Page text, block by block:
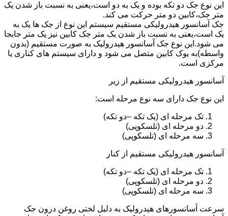
این نوع جک دو تکه بوده و یک به دو است،یعنی به نسبت باز شدن یک
متر جک،کابین دو متر حرکت می کند.
جک آسانسور هیدرولیکی مستقیم سیستم این نوع از جک ها یک به
یک است،یعنی به نسبت باز شدن یک متر جک کابین نیز یک متر جابجا
می شود.این نوع جک آسانسور هیدرولیک به صورت مستقیم (بدون
واسطه)به یوک کابین متصل می شود و دارای سیستم های کناری یا
مرکزی است.
آسانسور هیدرولیکی مستقیم از زیر
این نوع جک دارای سه نوع مرحله است:
تک مرحله ای (یک تکه –دو تکه)
دو مرحله ای (تلسکوپی)
سه مرحله ای (تلسکوپی)
آسانسور هیدرولیکی مستقیم از کنار
تک مرحله ای (یک تکه –دو تکه)
دو مرحله ای (تلسکوپی)
سه مرحله ای (تلسکوپی)
سرعت آسانسورهای هیدرولیک به دلیل لختی روغن درون جک